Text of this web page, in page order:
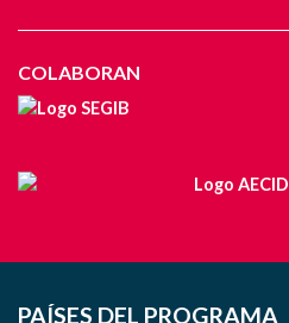
COLABORAN
PAÍSES DEL PROGRAMA